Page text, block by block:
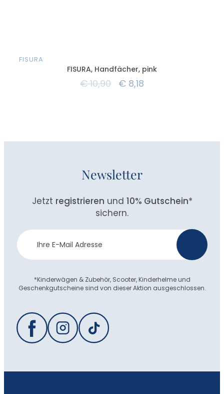
FISURA
FISURA, Handfächer, pink
€10,90 € 8,18
Newsletter
Jetzt registrieren und 10% Gutschein*
sichern.
Newsletter
Anmeldung
*Kinderwägen & Zubehör, Scooter, Kinderhelme und
Geschenkgutscheine sind von dieser Aktion ausgeschlossen.